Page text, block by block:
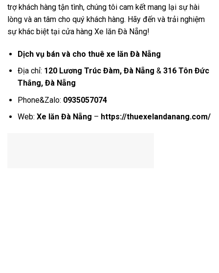
trợ khách hàng tận tình, chúng tôi cam kết mang lại sự hài
lòng và an tâm cho quý khách hàng. Hãy đến và trải nghiệm
sự khác biệt tại cửa hàng Xe lăn Đà Nẵng!
Dịch vụ bán và cho thuê xe lăn Đà Nẵng
Địa chỉ: 120 Lương Trúc Đàm, Đà Nẵng & 316 Tôn Đức
Thắng, Đà Nẵng
Phone&Zalo: 0935057074
Web: Xe lăn Đà Nẵng – https://thuexelandanang.com/